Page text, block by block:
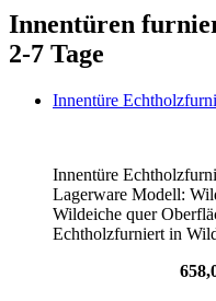
Innentüren
2-7 Tage
Innentüre
Innentüre
Lagerware Modell:
Wildeiche quer
Echtholzfurniert in